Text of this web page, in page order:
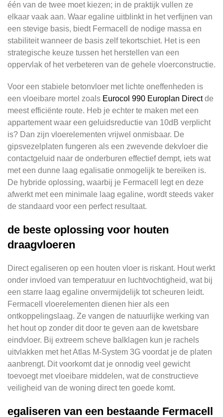
één van de twee moet kiezen; in de praktijk vullen ze
elkaar vaak aan. Waar egaline uitblinkt in het verfijnen van
een stevige basis, biedt Fermacell de nodige massa en
stabiliteit wanneer de basis zelf tekortschiet. Het is een
strategische keuze tussen het herstellen van een
oppervlak of het verbeteren van de gehele vloerconstructie.
Voor een stabiele betonvloer met lichte oneffenheden is
een vloeibare mortel zoals Eurocol 990 Europlan Directde
meest efficiënte route. Heb je echter te maken met een
appartement waar een geluidsreductie van 10dB verplicht
is? Dan zijn vloerelementen vrijwel onmisbaar. De
gipsvezelplaten fungeren als een zwevende dekvloer die
contactgeluid naar de onderburen effectief dempt, iets wat
met een dunne laag egalisatie onmogelijk te bereiken is.
De hybride oplossing, waarbij je Fermacell legt en deze
afwerkt met een minimale laag egaline, wordt steeds vaker
de standaard voor een perfect resultaat.
de beste oplossing voor houten
draagvloeren
Direct egaliseren op een houten vloer is riskant. Hout werkt
onder invloed van temperatuur en luchtvochtigheid, wat bij
een starre laag egaline onvermijdelijk tot scheuren leidt.
Fermacell vloerelementen dienen hier als een
ontkoppelingslaag. Ze vangen de natuurlijke werking van
het hout op zonder dit door te geven aan de kwetsbare
eindvloer. Bij extreem scheve balklagen kun je rachels
uitvlakken met het Atlas M-System 3G voordat je de platen
aanbrengt. Dit voorkomt dat je onnodig veel gewicht
toevoegt met vloeibare middelen, wat de constructieve
veiligheid van de woning direct ten goede komt.
egaliseren van een bestaande Fermacell